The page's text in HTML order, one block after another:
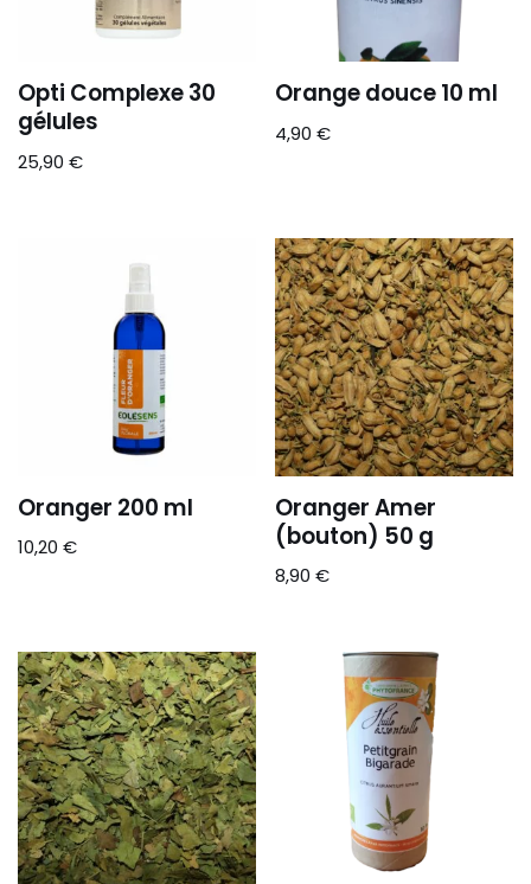
Opti Complexe 30
gélules
25,90 €
Orange douce 10 ml
4,90€
Oranger 200 ml
10,20 €
Oranger Amer
(bouton) 50 g
8,90€